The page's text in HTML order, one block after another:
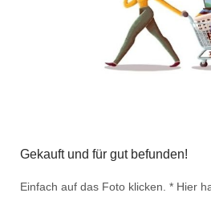
Gekauft und für gut befunden!
Einfach auf das Foto klicken. * Hier